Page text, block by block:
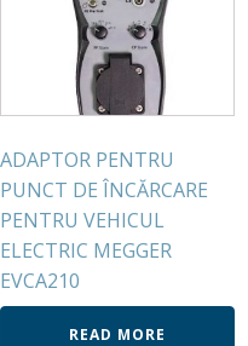
ADAPTOR PENTRU
PUNCT DE ÎNCĂRCARE
PENTRU VEHICUL
ELECTRIC MEGGER
EVCA210
READ MORE